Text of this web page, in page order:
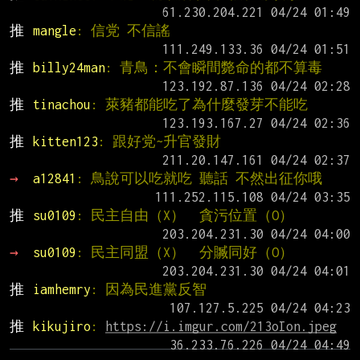
推
mangle : 信党 不信謠
推
billy24man: 青鳥：不會瞬間斃命的都不算毒
推
tinachou : 萊豬都能吃了為什麼發芽不能吃
推
kitten123 : 跟好党~升官發財
→
a12841 : 鳥說可以吃就吃 聽話 不然出征你哦
推
su0109 : 民主自由（X）  貪污位置（O）
→
su0109 : 民主同盟（X）  分贓同好（O）
推
iamhemry : 因為民進黨反智
推
kikujiro :
https://i.imgur.com/213oIon.jpeg